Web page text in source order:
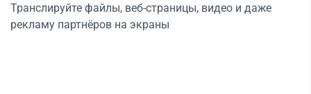
Транслируйте файлы, веб-страницы, видео и даже
рекламу партнёров на экраны